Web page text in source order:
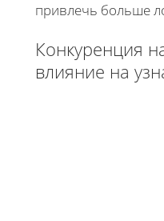
привлечь больше
Конкуренция
влияние на